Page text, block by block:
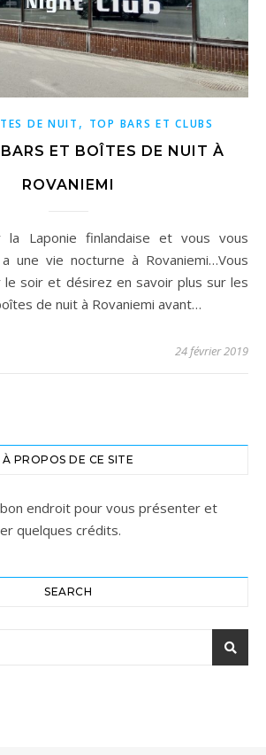
DE NUIT , TOP BARS ET CLUBS
ET BOÎTES DE NUIT À
ROVANIEMI
une vie nocturne à Rovaniemi…Vous
soir et désirez en savoir plus sur les
de nuit à Rovaniemi avant…
24 février 2019
À PROPOS DE CE SITE
endroit pour vous présenter et
quelques crédits.
SEARCH